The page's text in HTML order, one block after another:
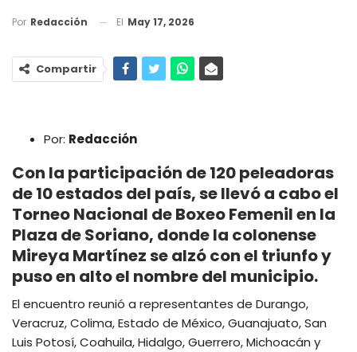
Por Redacción El May 17, 2026
Compartir
Por: Redacción
Con la participación de 120 peleadoras
de 10 estados del país, se llevó a cabo el
Torneo Nacional de Boxeo Femenil en la
Plaza de Soriano, donde la colonense
Mireya Martínez se alzó con el triunfo y
puso en alto el nombre del municipio.
El encuentro reunió a representantes de Durango,
Veracruz, Colima, Estado de México, Guanajuato, San
Luis Potosí, Coahuila, Hidalgo, Guerrero, Michoacán y